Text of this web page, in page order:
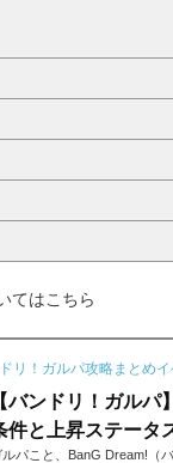
てはこちら
リ！ガルパ攻略まとめ
【バンドリ！ガル
件と上昇ステータ
ルパこと、BanG Dream!（